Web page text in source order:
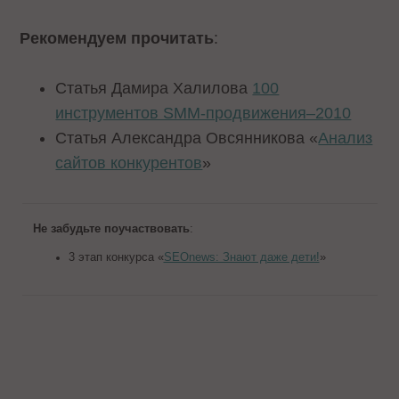
Рекомендуем прочитать:
Статья Дамира Халилова 100
инструментов SMM-продвижения–2010
Статья Александра Овсянникова «Анализ
сайтов конкурентов»
Не забудьте поучаствовать:
3 этап конкурса «SEOnews: Знают даже дети! »